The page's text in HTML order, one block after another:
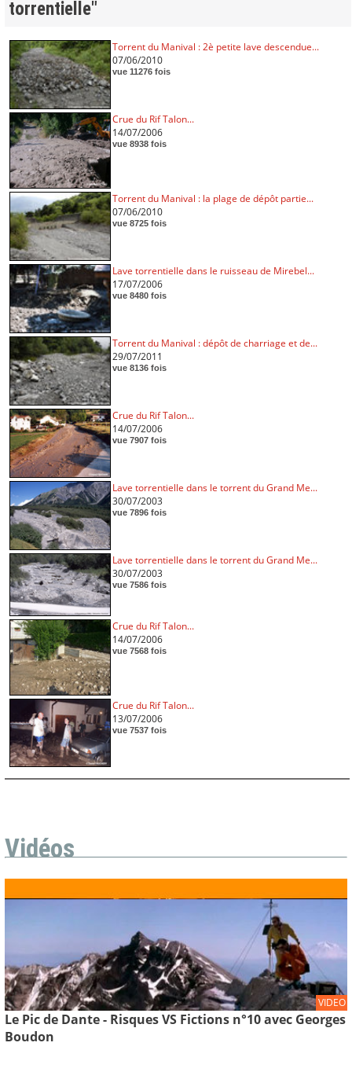
torrentielle"
Torrent du Manival : 2è petite lave descendue...
07/06/2010
vue 11276 fois
Crue du Rif Talon...
14/07/2006
vue 8938 fois
Torrent du Manival : la plage de dépôt partie...
07/06/2010
vue 8725 fois
Lave torrentielle dans le ruisseau de Mirebel...
17/07/2006
vue 8480 fois
Torrent du Manival : dépôt de charriage et de...
29/07/2011
vue 8136 fois
Crue du Rif Talon...
14/07/2006
vue 7907 fois
Lave torrentielle dans le torrent du Grand Me...
30/07/2003
vue 7896 fois
Lave torrentielle dans le torrent du Grand Me...
30/07/2003
vue 7586 fois
Crue du Rif Talon...
14/07/2006
vue 7568 fois
Crue du Rif Talon...
13/07/2006
vue 7537 fois
Vidéos
VIDEO
Le Pic de Dante - Risques VS Fictions n°10 avec Georges
Boudon